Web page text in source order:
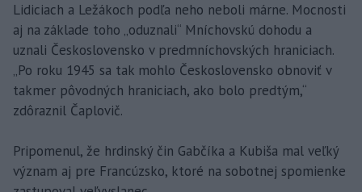
Lidiciach a Ležákoch podľa neho neboli márne. Mocnosti
aj na základe toho „oduznali“ Mníchovskú dohodu a
uznali Československo v predmníchovských hraniciach.
„Po roku 1945 sa tak mohlo Československo obnoviť v
takmer pôvodných hraniciach, ako bolo predtým,“
zdôraznil Čaplovič.
Pripomenul, že hrdinský čin Gabčíka a Kubiša mal veľký
význam aj pre Francúzsko, ktoré na sobotnej spomienke